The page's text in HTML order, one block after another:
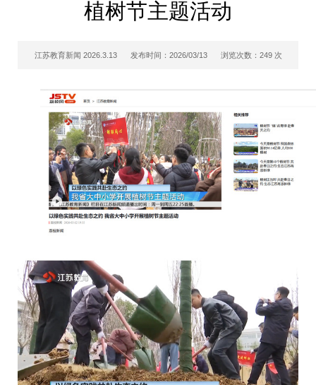
植树节主题活动
江苏教育新闻 2026.3.13 发布时间：2026/03/13 浏览次数： 249 次